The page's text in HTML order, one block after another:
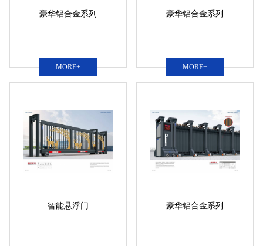
MORE+
豪华铝合金系列
MORE+
豪华铝合金系列
智能悬浮门 豪华铝合金系列